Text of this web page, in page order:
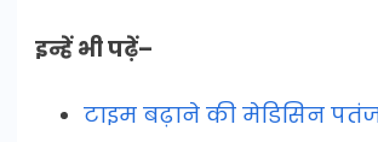
इन्हें भी पढ़ें–
टाइम बढ़ाने की मेडिसिन